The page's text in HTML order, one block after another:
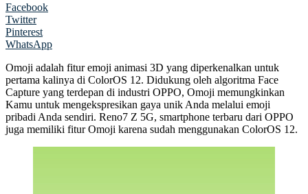
Facebook
Twitter
Pinterest
WhatsApp
Omoji adalah fitur emoji animasi 3D yang diperkenalkan untuk
pertama kalinya di ColorOS 12. Didukung oleh algoritma Face
Capture yang terdepan di industri OPPO, Omoji memungkinkan
Kamu untuk mengekspresikan gaya unik Anda melalui emoji
pribadi Anda sendiri. Reno7 Z 5G, smartphone terbaru dari OPPO
juga memiliki fitur Omoji karena sudah menggunakan ColorOS 12.